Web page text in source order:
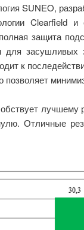
SUNEO,
Clearfield и
защита
для
к
Отличные